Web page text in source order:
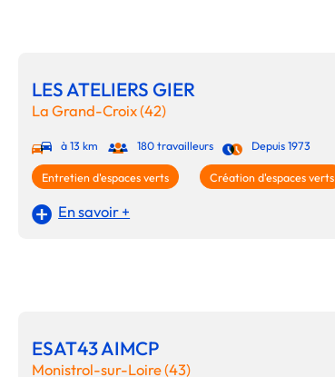
LES ATELIERS GIER
La Grand-Croix (42)
à 13 km 180 travailleurs Depuis 1973
Entretien d'espaces verts Création d'espaces verts
En savoir +
ESAT43 AIMCP
Monistrol-sur-Loire (43)